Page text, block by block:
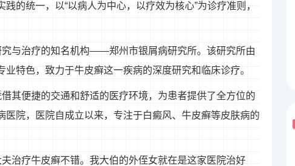
的统一，以“以病人为中心，以疗效为核心”为诊疗准则，
与治疗的知名机构——郑州市银屑病研究所。该研究所由
特色，致力于牛皮癣这一疾病的深度研究和临床诊疗。
其便捷的交通和舒适的医疗环境，为患者提供了全方位的
院，医院自成立以来，专注于白癜风、牛皮癣等皮肤病的
治疗牛皮癣不错。我大伯的外侄女就在是这家医院治好